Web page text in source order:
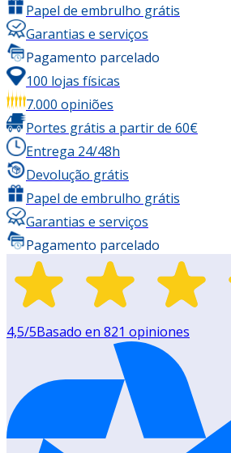
Papel de embrulho grátis
Garantias e serviços
Pagamento parcelado
100 lojas físicas
7.000 opiniões
Portes grátis a partir de 60€
Entrega 24/48h
Devolução grátis
Papel de embrulho grátis
Garantias e serviços
Pagamento parcelado
4,5/5Basado en 821 opiniones